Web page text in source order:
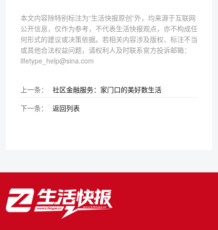
本文内容除特别标注为“生活快报原创”外，均来源于互联网
公开信息，仅作为参考，不代表生活快报观点，亦不构成任
何形式的建议或决策依据。若相关内容涉及版权、标注不当
或其他合法权益问题，请权利人及时联系官方投诉邮箱：
lifetype_help@sina.com
上一条：
社区金融服务：家门口的美好数生活
下一条：
返回列表